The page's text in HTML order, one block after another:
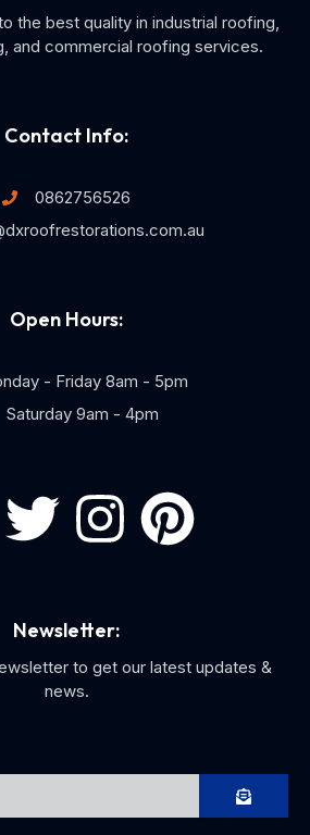
the best quality in industrial roofing,
and commercial roofing services.
Contact Info:
0862756526
Open Hours:
- Friday 8am - 5pm
Saturday 9am - 4pm
T
i
t
e
I
s
t
g
P
t
r
Newsletter:
to get our latest updates &
news.